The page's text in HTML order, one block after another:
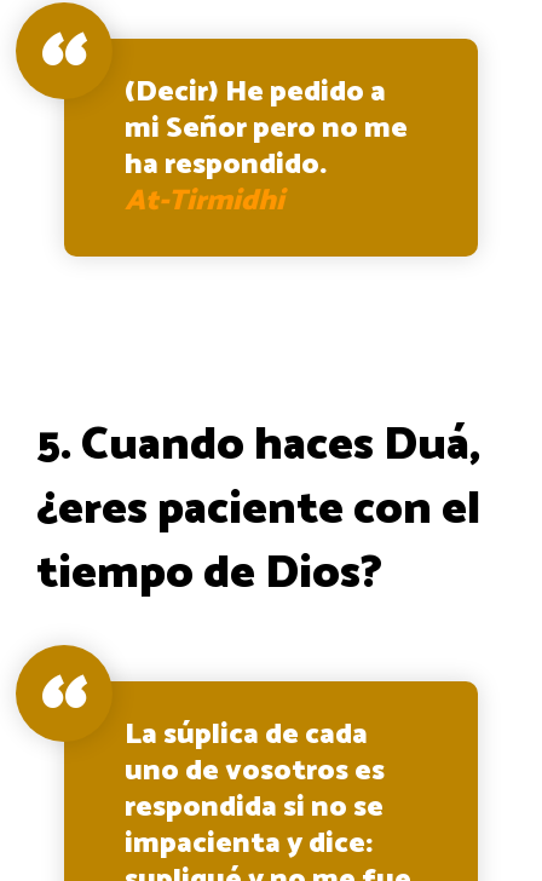
(Decir) He pedido a
mi Señor pero no me
ha respondido.
At-Tirmidhi
5. Cuando haces Duá,
¿eres paciente con el
tiempo de Dios?
La súplica de cada
uno de vosotros es
respondida si no se
impacienta y dice: